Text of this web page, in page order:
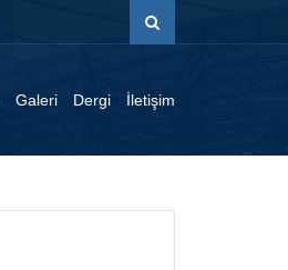
Galeri Dergi İletişim